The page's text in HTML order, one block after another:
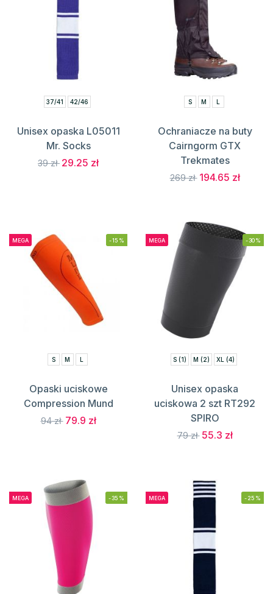
37/41 42/46
Unisex opaska L05011
Mr. Socks
39 zł 29.25 zł
S M L
Ochraniacze na buty
Cairngorm GTX
Trekmates
269 zł 194.65 zł
MEGA -15%
S M L
Opaski uciskowe
Compression Mund
94 zł 79.9 zł
MEGA -30%
S (1) M (2) XL (4)
Unisex opaska
uciskowa 2 szt RT292
SPIRO
79 zł 55.3 zł
MEGA -35% MEGA -25%